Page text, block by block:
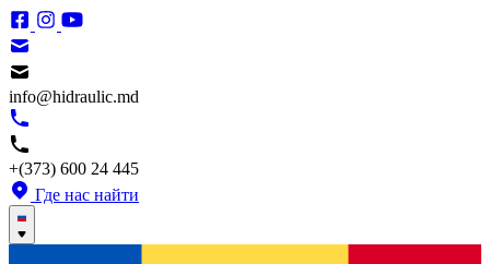
info@hidraulic.md
+(373) 600 24 445
Где нас найти